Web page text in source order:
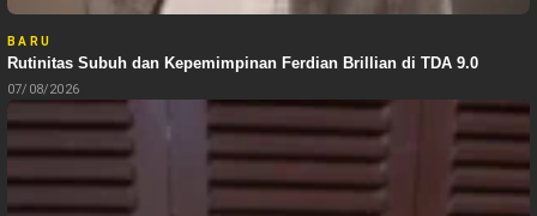
BARU
Rutinitas Subuh dan Kepemimpinan Ferdian Brillian di TDA 9.0
07/08/2026